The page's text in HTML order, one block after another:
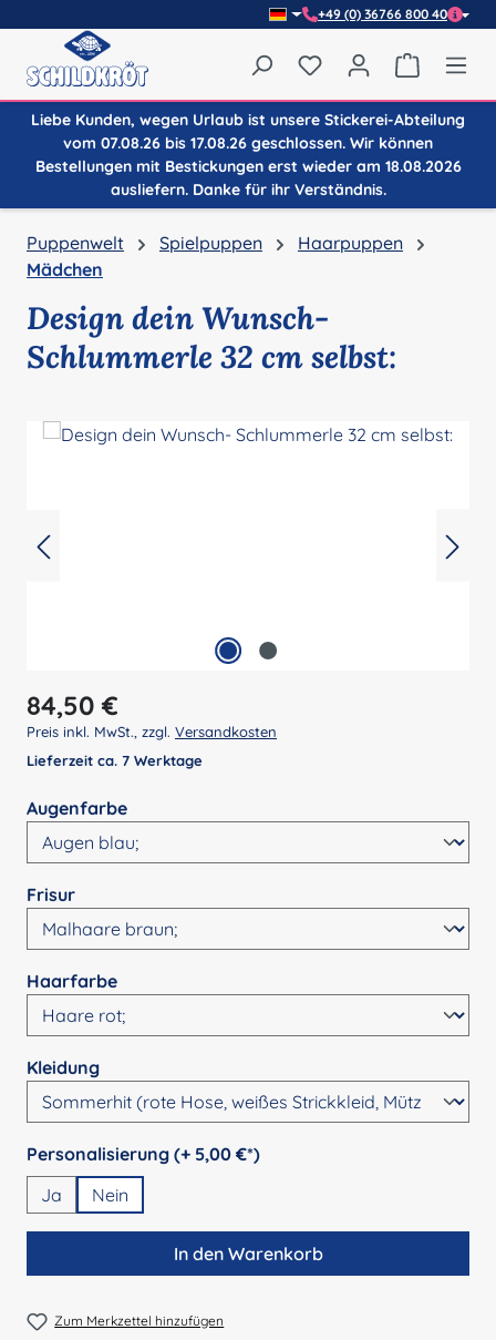
+49 (0) 36766 800 40
Du hast 0 Produkte
Liebe Kunden, wegen Urlaub ist unsere Stickerei-Abteilung
vom 07.08.26 bis 17.08.26 geschlossen. Wir können
Bestellungen mit Bestickungen erst wieder am 18.08.2026
ausliefern. Danke für ihr Verständnis.
Puppenwelt Spielpuppen
Haarpuppen
Mädchen
Design dein Wunsch-
Schlummerle 32 cm selbst:
Regulärer Preis:
84,50 €
Preis inkl. MwSt., zzgl. Versandkosten
Lieferzeit ca. 7 Werktage
Augenfarbeauswählen
Frisurauswählen
Haarfarbeauswählen
Kleidungauswählen
Personalisierung (+ 5,00 €*)auswählen
Ja
Nein
In den Warenkorb
Zum Merkzettel hinzufügen